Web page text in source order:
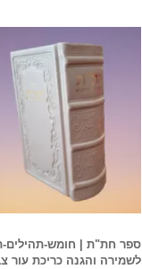
ספר חת"ת | חומש-תהילים-
לשמירה והגנה כריכת עור